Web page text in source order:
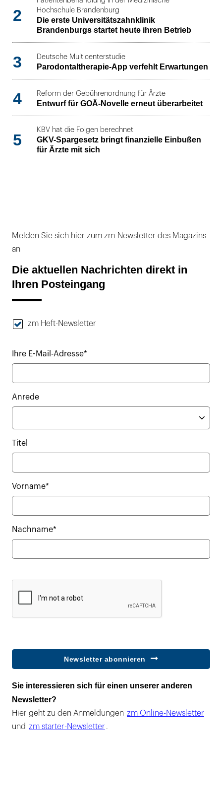
2
Hochschule Brandenburg
Die erste Universitätszahnklinik
Brandenburgs startet heute ihren Betrieb
3 Deutsche Multicenterstudie
Parodontaltherapie-App verfehlt Erwartungen
4 Reform der Gebührenordnung für Ärzte
Entwurf für GOÄ-Novelle erneut überarbeitet
5
KBV hat die Folgen berechnet
GKV-Spargesetz bringt finanzielle Einbußen
für Ärzte mit sich
Melden Sie sich hier zum zm-Newsletter des Magazins
an
Die aktuellen Nachrichten direkt in
Ihren Posteingang
zm Heft-Newsletter
Ihre E-Mail-Adresse*
Anrede
Titel
Vorname*
Nachname*
Newsletter abonnieren
Sie interessieren sich für einen unserer anderen
Newsletter?
Hier geht zu den Anmeldungen zm Online-Newsletter
und zm starter-Newsletter .